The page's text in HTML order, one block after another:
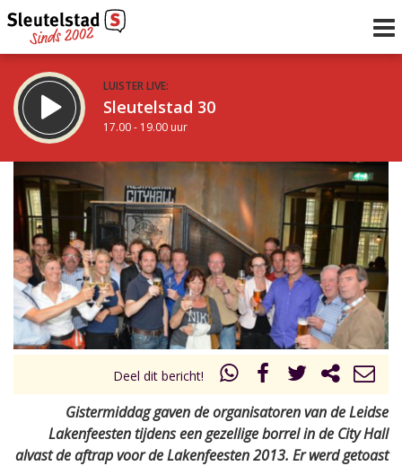
LUISTER LIVE:
Sleutelstad 30
17.00 - 19.00 uur
De avond van Sleutelstad
19.00 - 0.00 uur
Vorig uur
uur 1 van 0 Volgend uur
Inklappen
Deel dit bericht!
Gistermiddag gaven de organisatoren van de Leidse
Lakenfeesten tijdens een gezellige borrel in de City Hall
alvast de aftrap voor de Lakenfeesten 2013. Er werd getoast